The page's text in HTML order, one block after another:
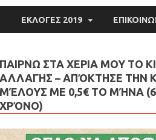
ΕΚΛΟΓΕΣ 2019
ΠΑΙΡΝΩ ΣΤΑ ΧΕΡΙΑ ΜΟΥ ΤΟ
ΑΛΛΑΓΗΣ – AΠΌΚΤΗΣΕ ΤΗΝ
ΜΈΛΟΥΣ ΜΕ 0,5€ ΤΟ ΜΉΝΑ
ΧΡΌΝΟ)